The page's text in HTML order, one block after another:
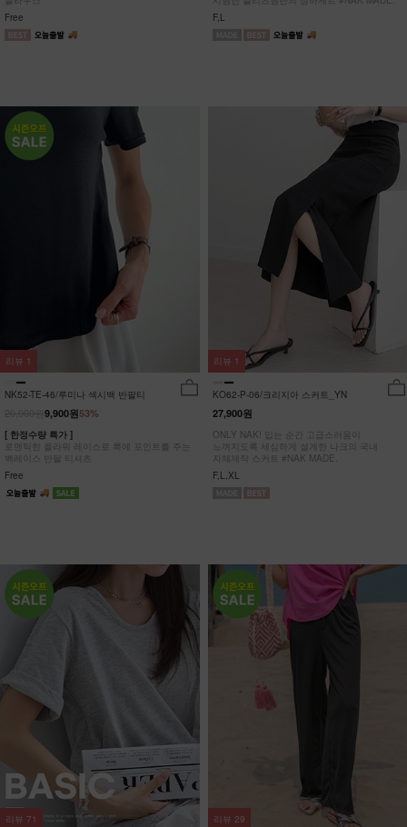
Free
F,L
NK52-TE-46/루미나 섹시백 반팔티
53%
9,900원
[ 한정수량 특가 ]
로맨틱한 플라워 레이스로 룩에 포인트를 주는
백레이스 반팔 티셔츠
Free
리뷰 1
KO62-P-06/크리지아 스커트_YN
27,900원
ONLY NAK! 입는 순간 고급스러움이
느껴지도록 세심하게 설계한 나크의 국내
자체제작 스커트 #NAK MADE.
F,L,XL
리뷰 1
리뷰 71 리뷰 29